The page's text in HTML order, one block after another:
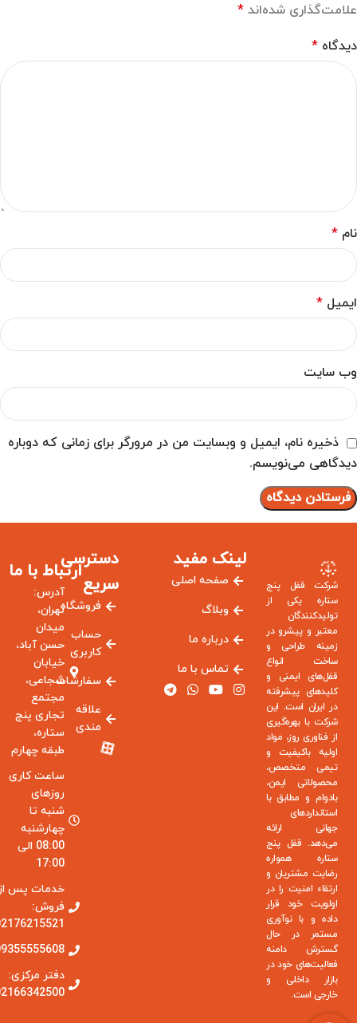
علامت‌گذاری شده‌اند *
دیدگاه *
نام *
ایمیل *
وب‌ سایت
ذخیره نام، ایمیل و وبسایت من در مرورگر برای زمانی که دوباره
دیدگاهی می‌نویسم.
شرکت قفل پنج
ستاره یکی از
تولیدکنندگان
معتبر و پیشرو در
زمینه طراحی و
ساخت انواع
قفل‌های ایمنی و
کلیدهای پیشرفته
در ایران است. این
شرکت با بهره‌گیری
از فناوری روز، مواد
اولیه باکیفیت و
تیمی متخصص،
محصولاتی ایمن،
بادوام و مطابق با
استانداردهای
جهانی ارائه
می‌دهد. قفل پنج
ستاره همواره
رضایت مشتریان و
ارتقاء امنیت را در
اولویت خود قرار
داده و با نوآوری
مستمر در حال
گسترش دامنه
فعالیت‌های خود در
بازار داخلی و
خارجی است.
لینک مفید
صفحه اصلی
وبلاگ
درباره ما
تماس با ما
دسترسی
سریع
فروشگاه
حساب
کاربری
سفارشات
علاقه
مندی
ارتباط با ما
آدرس:
تهران،
میدان
حسن آباد،
خیابان
شجاعی،
مجتمع
تجاری پنج
ستاره،
طبقه چهارم
ساعت کاری
روزهای
شنبه تا
چهارشنبه
08:00 الی
17:00
خدمات پس
فروش:
دفتر مرکزی: